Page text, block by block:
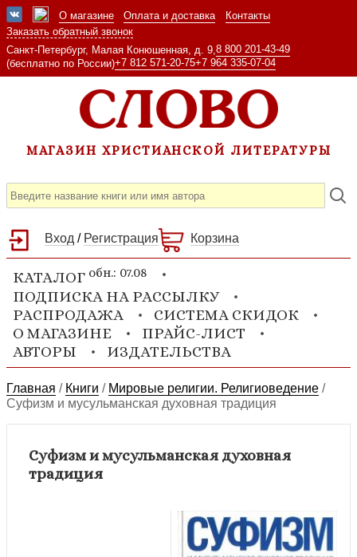
О магазине Оплата и доставка
Контакты
Заказать обратный звонок
Санкт-Петербург, Малая Конюшенная, д. 9, 8 800 201-43-49
(бесплатно по России)+7 812 571-20-75+7 964 335-07-04
МАГАЗИН ХРИСТИАНСКОЙ ЛИТЕРАТУРЫ
Вход / Регистрация Корзина
КАТАЛОГ обн.: 07.08
ПОДПИСКА НА РАССЫЛКУ
РАСПРОДАЖА
СИСТЕМА СКИДОК
О МАГАЗИНЕ
ПРАЙС-ЛИСТ
АВТОРЫ
ИЗДАТЕЛЬСТВА
Главная / Книги / Мировые религии. Религиоведение /
Суфизм и мусульманская духовная традиция
Суфизм и мусульманская духовная
традиция